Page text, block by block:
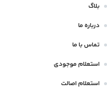
بلاگ
درباره ما
تماس با ما
استعلام موجودی
استعلام اصالت